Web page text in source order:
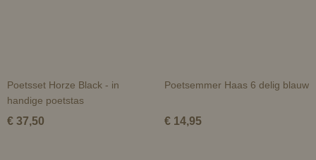
Poetsset Horze Black - in
handige poetstas
€ 37,50
Poetsemmer Haas 6 delig blauw
€ 14,95